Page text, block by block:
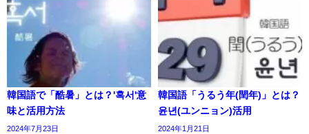
韓国語で「酷暑」とは？'혹서'意
味と活用方法
2024年7月23日
韓国語「うるう年(閏年)」とは？
윤년(ユンニョン)活用
2024年1月21日